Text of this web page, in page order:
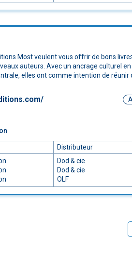
Most veulent vous offrir de bons
auteurs. Avec un ancrage culturel en
elles ont comme intention de réunir
Distributeur
Dod & cie
Dod & cie
OLF